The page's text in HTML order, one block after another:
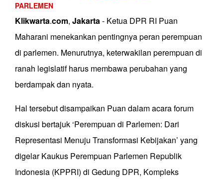
PARLEMEN
Klikwarta.com, Jakarta- Ketua DPR RI Puan
Maharani menekankan pentingnya peran perempuan
di parlemen. Menurutnya, keterwakilan perempuan di
ranah legislatif harus membawa perubahan yang
berdampak dan nyata.
Hal tersebut disampaikan Puan dalam acara forum
diskusi bertajuk ‘Perempuan di Parlemen: Dari
Representasi Menuju Transformasi Kebijakan’ yang
digelar Kaukus Perempuan Parlemen Republik
Indonesia (KPPRI) di Gedung DPR, Kompleks